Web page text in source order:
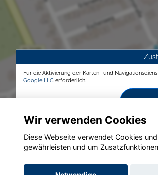
Für die Aktivierung der Karten- und
Google LLC erforderlich.
Wir verwenden Cookies
Diese Webseite verwendet Cookies
gewährleisten und um